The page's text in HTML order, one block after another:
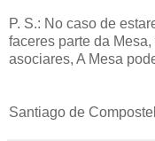
P. S.: No caso de
faceres parte da
asociares, A Mesa
Santiago de